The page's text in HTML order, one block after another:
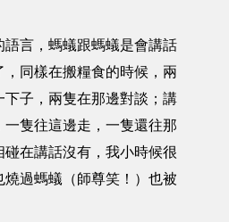
言，螞蟻跟螞蟻是會講話
，同樣在搬糧食的時候，兩
子，兩隻在那邊對談；講
一隻往這邊走，一隻還往那
在講話沒有，我小時候很
過螞蟻（師尊笑！）也被